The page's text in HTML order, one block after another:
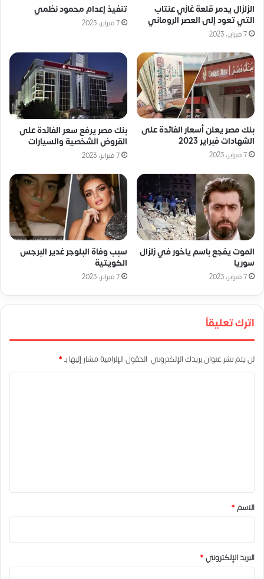
الزلزال يدمر قلعة غازي عنتاب
التي تعود إلى العصر الروماني
7 فبراير، 2023
تنفيذ إعدام محمود نظمي
7 فبراير، 2023
بنك مصر يعلن أسعار الفائدة على
الشهادات فبراير 2023
7 فبراير، 2023
بنك مصر يرفع سعر الفائدة على
القروض الشخصية والسيارات
7 فبراير، 2023
الموت يفجع باسم ياخور في زلزال
سوريا
7 فبراير، 2023
سبب وفاة البلوجر غدير البرجس
الكويتية
7 فبراير، 2023
اترك تعليقاً
لن يتم نشر عنوان بريدك الإلكتروني. الحقول الإلزامية مشار إليها بـ*
*
الاسم*
البريد الإلكتروني*